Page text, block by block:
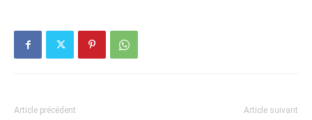
Article précédent Article suivant